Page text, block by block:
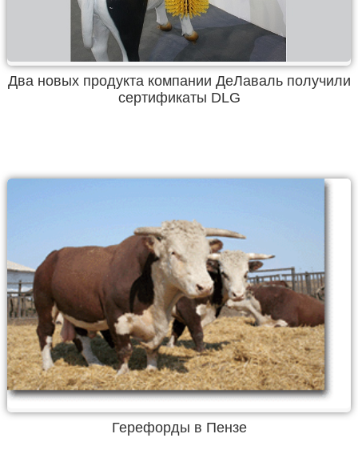
Два новых продукта компании ДеЛаваль получили
сертификаты DLG
Герефорды в Пензе